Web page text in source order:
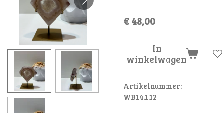
€ 48,00
In
winkelwagen
Artikelnummer:
WB14.1.12